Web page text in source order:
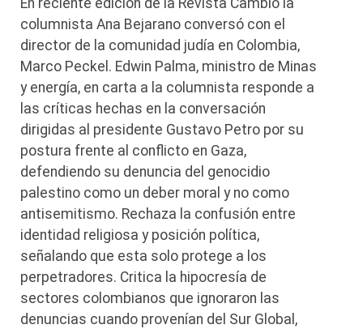
En reciente edición de la Revista Cambio la
columnista Ana Bejarano conversó con el
director de la comunidad judía en Colombia,
Marco Peckel. Edwin Palma, ministro de Minas
y energía, en carta a la columnista responde a
las críticas hechas en la conversación
dirigidas al presidente Gustavo Petro por su
postura frente al conflicto en Gaza,
defendiendo su denuncia del genocidio
palestino como un deber moral y no como
antisemitismo. Rechaza la confusión entre
identidad religiosa y posición política,
señalando que esta solo protege a los
perpetradores. Critica la hipocresía de
sectores colombianos que ignoraron las
denuncias cuando provenían del Sur Global,